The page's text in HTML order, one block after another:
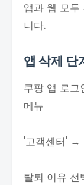
앱과 웹 모두
니다.
앱 삭제 단
쿠팡 앱 로
메뉴
'고객센터' →
탈퇴 이유